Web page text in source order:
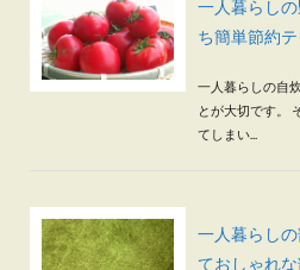
一人暮らし
ち簡単節約
一人暮らしの自
とが大切です。
てしまい...
一人暮らし
ておしゃれ